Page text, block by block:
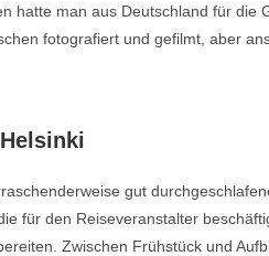
hatte man aus Deutschland für die
fotografiert und gefilmt, aber
gut
für den Reiseveranstalter
Zwischen Frühstück und